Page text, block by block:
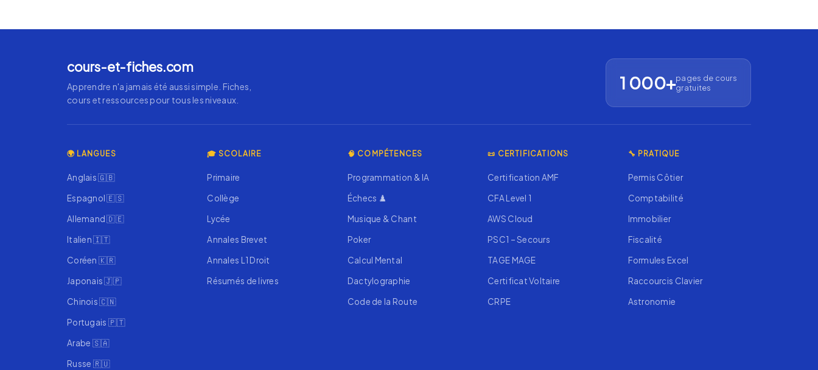
cours-et-fiches.com
Apprendre n'a jamais été aussi simple. Fiches,
cours et ressources pour tous les niveaux.
1 000+pages de cours
gratuites
🌍 LANGUES
Anglais 🇬🇧
Espagnol 🇪🇸
Allemand 🇩🇪
Italien 🇮🇹
Coréen 🇰🇷
Japonais 🇯🇵
Chinois 🇨🇳
Portugais 🇵🇹
Arabe 🇸🇦
Russe 🇷🇺
🎓 SCOLAIRE
Primaire
Collège
Lycée
Annales Brevet
Annales L1 Droit
Résumés de livres
🧠 COMPÉTENCES
Programmation & IA
Échecs ♟️
Musique & Chant
Poker
Calcul Mental
Dactylographie
Code de la Route
📜 CERTIFICATIONS
Certification AMF
CFA Level 1
AWS Cloud
PSC1 – Secours
TAGE MAGE
Certificat Voltaire
CRPE
🔧 PRATIQUE
Permis Côtier
Comptabilité
Immobilier
Fiscalité
Formules Excel
Raccourcis Clavier
Astronomie